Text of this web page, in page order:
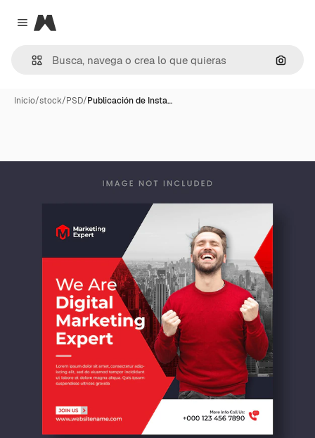
Close menu
Magnific
Inicio/stock/PSD/Publicación de Insta…